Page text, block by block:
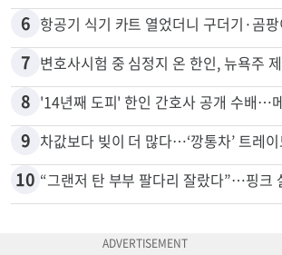
6
7 변호사시험 중 심정지 온 한인, 뉴욕주
8 '14년째 도피' 한인 간호사 공개 수배…
9 차값보다 빚이 더 많다…‘깡통차’ 트레
10